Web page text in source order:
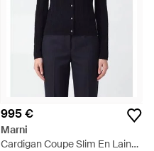
995 €
Marni
Cardigan Coupe Slim En Laine